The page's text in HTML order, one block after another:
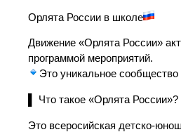
Орлята России в школе
Движение «Орлята России»
программой мероприятий.
Это уникальное
▌ Что такое «Орлята России»?
Это всеросийская детско-